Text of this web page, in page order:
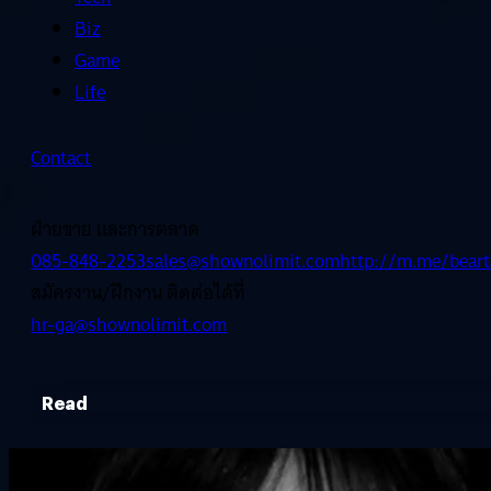
Biz
Game
Life
Contact
ฝ่ายขาย และการตลาด
085-848-2253sales@shownolimit.comhttp://m.me/
สมัครงาน/ฝึกงาน ติดต่อได้ที่
hr-ga@shownolimit.com
Read